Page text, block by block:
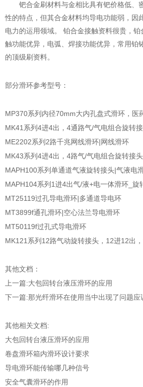
钯合金刷材料与金相比具有钯价格低、
性的特点，但其合金材料均导电功能弱，因
电力的运用领域。 铂合金接触资料很贵，
触功能优异，电弧、焊接功能优异，常用铂
的顶级刷资料。
部分滑环参考型号：
MP370系列内径70mm大内孔盘式滑环，医
MK41系列4进4出，4通路气/气电组合旋转接
ME2202系列2路千兆网线滑环|网线滑环
MK43系列4进4出，4路气/气电组合旋转接
MAPH100系列单通道气液旋转接头|气液电
MAPH104系列1进4出气/液+电一体滑环_旋
MT25119过孔导电滑环|多通道导电环
MT3899f通孔滑环|空心法兰导电滑环
MT50119f过孔式导电滑环
MK121系列12路气动旋转接头，12进12出
其他文档：
上一篇:大包回转台液压滑环的应用
下一篇:那光纤滑环在使用当中出现了问题应
其他相关文档:
大包回转台液压滑环的应用
卷盘滑环箱内滑环设计要求
导电滑环能传输哪几种信号
安全气囊滑环的作用